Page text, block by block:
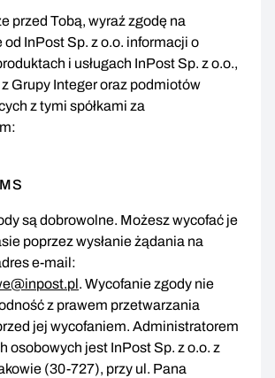
przed Tobą, wyraź zgodę na
InPost Sp. z o.o. informacji o
i usługach InPost Sp. z o.o.,
z Grupy Integer oraz podmiotów
z tymi spółkami za
są dobrowolne. Możesz wycofać je
poprzez wysłanie żądania na
e-mail:
. Wycofanie zgody nie
z prawem przetwarzania
jej wycofaniem. Administratorem
osobowych jest InPost Sp. z o.o. z
(30-727), przy ul. Pana